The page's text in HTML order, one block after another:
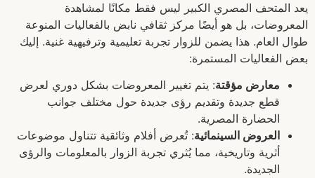
يعد المتحف المصري الكبير ليس فقط مكانًا لمشاهدة
المعروضات، بل هو أيضًا مركز ثقافي نابض بالفعاليات المنوعة
طوال العام. هذا يضمن للزوار تجربة تعليمية وترفيهية غنية. إليك
بعض الفعاليات المستمرة:
معارض مؤقتة: يتم تغيير المعروضات بشكل دوري لعرض
قطع جديدة وتقديم رؤى جديدة حول مختلف جوانب
الحضارة المصرية.
العروض السينمائية: تُعرض أفلام وثائقية تتناول موضوعات
أثرية وتاريخية، مما يُثري تجربة الزوار بالمعلومات والرؤى
الجديدة.